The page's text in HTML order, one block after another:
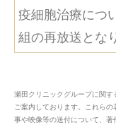
疫細胞治療につ
組の再放送とな
瀬田クリニックグループに関
ご案内しております。これら
事や映像等の送付について、著